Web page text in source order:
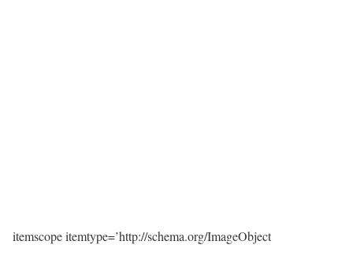
itemscope itemtype=’http://schema.org/ImageObject